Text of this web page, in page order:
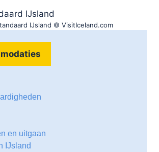
IJsland © VisitIceland.com
en uitgaan
IJsland